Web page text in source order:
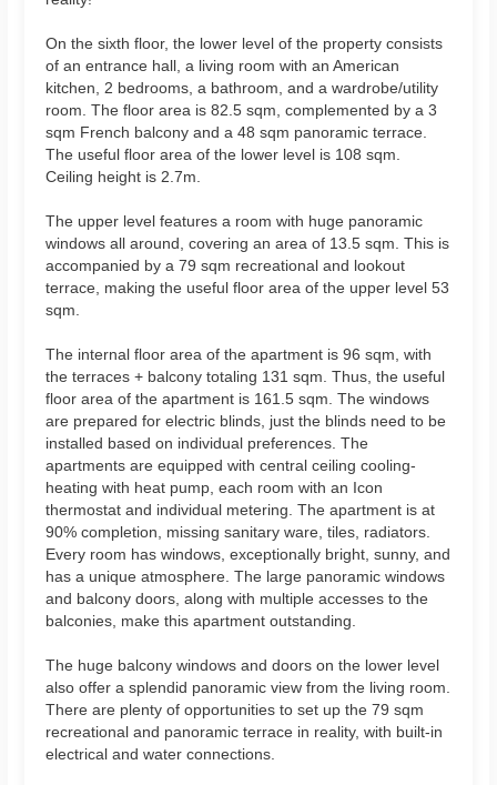
On the sixth floor, the lower level of the property consists
of an entrance hall, a living room with an American
kitchen, 2 bedrooms, a bathroom, and a wardrobe/utility
room. The floor area is 82.5 sqm, complemented by a 3
sqm French balcony and a 48 sqm panoramic terrace.
The useful floor area of the lower level is 108 sqm.
Ceiling height is 2.7m.
The upper level features a room with huge panoramic
windows all around, covering an area of 13.5 sqm. This is
accompanied by a 79 sqm recreational and lookout
terrace, making the useful floor area of the upper level 53
sqm.
The internal floor area of the apartment is 96 sqm, with
the terraces + balcony totaling 131 sqm. Thus, the useful
floor area of the apartment is 161.5 sqm. The windows
are prepared for electric blinds, just the blinds need to be
installed based on individual preferences. The
apartments are equipped with central ceiling cooling-
heating with heat pump, each room with an Icon
thermostat and individual metering. The apartment is at
90% completion, missing sanitary ware, tiles, radiators.
Every room has windows, exceptionally bright, sunny, and
has a unique atmosphere. The large panoramic windows
and balcony doors, along with multiple accesses to the
balconies, make this apartment outstanding.
The huge balcony windows and doors on the lower level
also offer a splendid panoramic view from the living room.
There are plenty of opportunities to set up the 79 sqm
recreational and panoramic terrace in reality, with built-in
electrical and water connections.